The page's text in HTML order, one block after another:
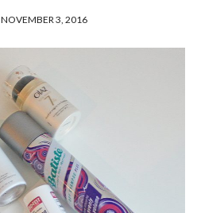
POSTED
NOVEMBER 3, 2016